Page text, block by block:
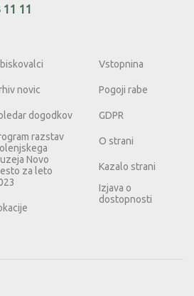
11
novic
dogodkov
razstav
Novo
za leto
Vstopnina
Pogoji rabe
GDPR
O strani
Kazalo strani
Izjava o
dostopnosti